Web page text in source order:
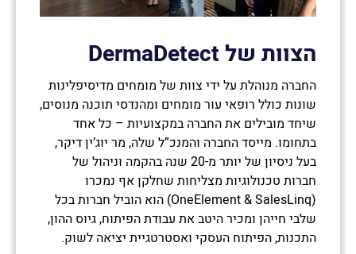
הצוות שלDermaDetect
החברה מנוהלת על ידי צוות של מומחים מדיסיפלינות
שונות כולל רופאי עור מומחים ומהנדסי תוכנה מנוסים,
שיחד מובילים את החברה במקצועיות – כל אחד
בתחומו. מייסד החברה והמנכ”ל שלה, מר יוג’ין דיקר,
בעל ניסיון של יותר מ-20 שנה בהקמה וניהול של
חברות טכנולוגיות מצליחות שחלקן אף נמכרו
(OneElement & SalesLinq) הוא הוביל חברות בכל
שלבי חייהן ומכיר היטב את עבודת הפיתוח, גיוס ההון,
התכנות, הפיתוח העסקי ואסטרטגיית יציאה לשוק.